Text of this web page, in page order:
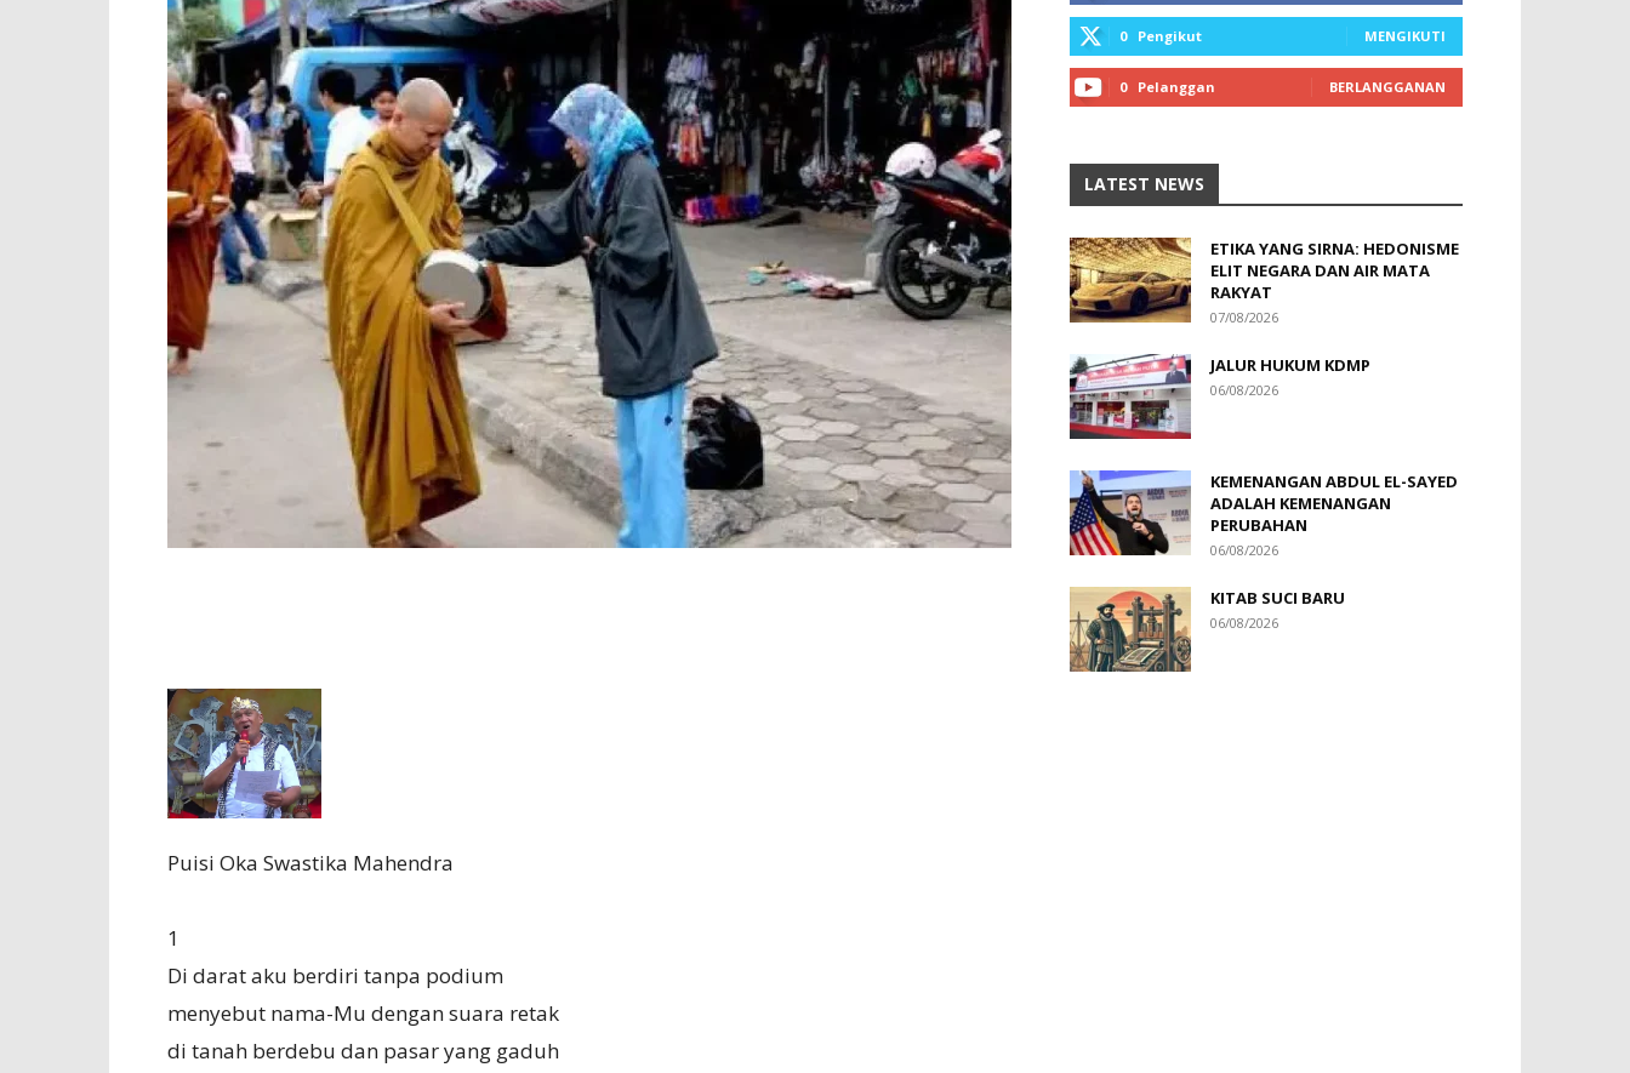
Puisi Oka Swastika Mahendra
1
Di darat aku berdiri tanpa podium
menyebut nama-Mu dengan suara retak
di tanah berdebu dan pasar yang gaduh
0 Pengikut MENGIKUTI
0 Pelanggan BERLANGGANAN
LATEST NEWS
ETIKA YANG SIRNA: HEDONISME
ELIT NEGARA DAN AIR MATA
RAKYAT
07/08/2026
JALUR HUKUM KDMP
06/08/2026
KEMENANGAN ABDUL EL-SAYED
ADALAH KEMENANGAN
PERUBAHAN
06/08/2026
KITAB SUCI BARU
06/08/2026